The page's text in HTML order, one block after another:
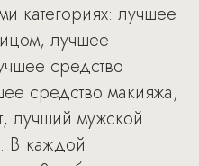
категориях: лучшее
лучшее
средство
средство макияжа,
лучший мужской
В каждой